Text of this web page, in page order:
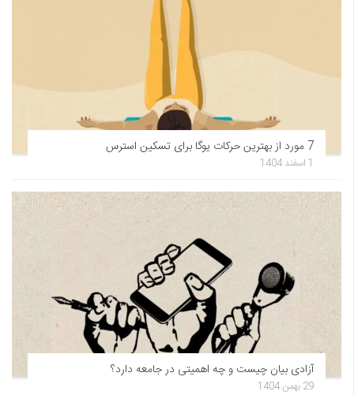
7 مورد از بهترین حرکات یوگا برای تسکین استرس
1 اسفند 1404
آزادی بیان چیست و چه اهمیتی در جامعه دارد؟
29 بهمن 1404